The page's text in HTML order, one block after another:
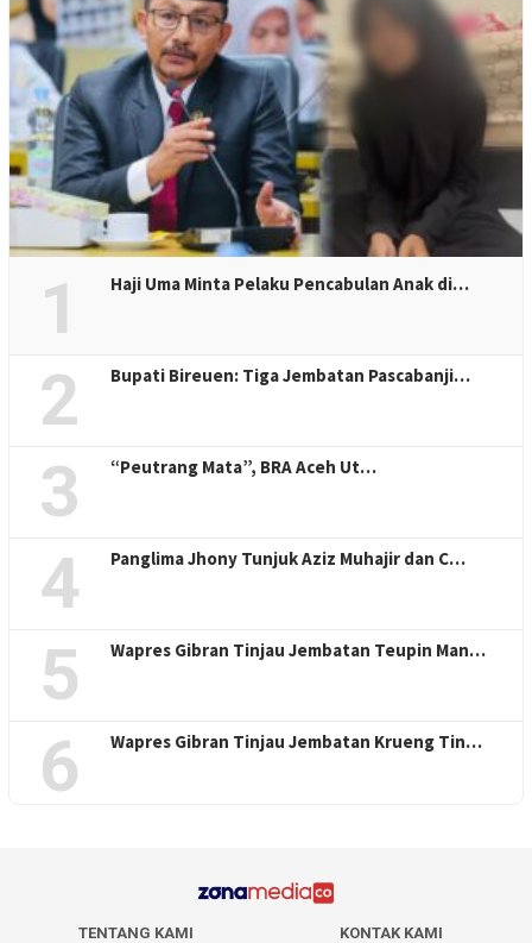
1 Haji Uma Minta Pelaku Pencabulan Anak di…
2 Bupati Bireuen: Tiga Jembatan Pascabanji…
3 “Peutrang Mata”, BRA Aceh Ut…
4 Panglima Jhony Tunjuk Aziz Muhajir dan C…
5 Wapres Gibran Tinjau Jembatan Teupin Man…
6 Wapres Gibran Tinjau Jembatan Krueng Tin…
TENTANG KAMI KONTAK KAMI